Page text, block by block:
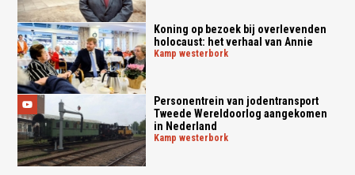
Koning op bezoek bij overlevenden
holocaust: het verhaal van Annie
kamp westerbork
Personentrein van jodentransport
Tweede Wereldoorlog aangekomen
in Nederland
kamp westerbork